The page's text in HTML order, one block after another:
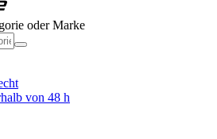
oder Marke
von 48 h